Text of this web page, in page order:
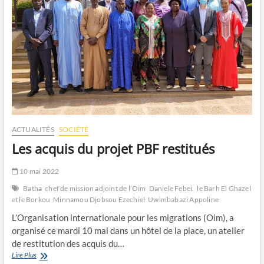
ACTUALITÉS SOCIÉTÉ
Les acquis du projet PBF restitués
10 mai 2022
Batha chef de mission adjoint de l’Oim Daniele Febei. le Barh El Ghazel
et le Borkou Minnamou Djobsou Ezechiel Uwimbabazi Appoline
L’Organisation internationale pour les migrations (Oim), a
organisé ce mardi 10 mai dans un hôtel de la place, un atelier
de restitution des acquis du…
Lire PlusLes